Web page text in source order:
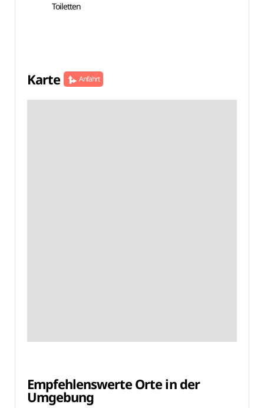
Toiletten
Karte Anfahrt
Empfehlenswerte Orte in der
Umgebung